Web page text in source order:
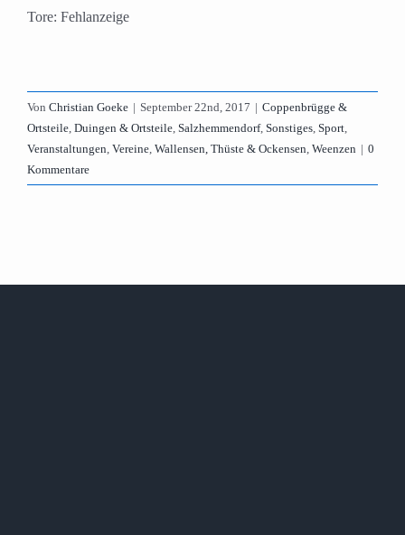
Tore: Fehlanzeige
Von Christian Goeke | September 22nd, 2017 | Coppenbrügge &
Ortsteile, Duingen & Ortsteile, Salzhemmendorf, Sonstiges, Sport,
Veranstaltungen, Vereine, Wallensen, Thüste & Ockensen, Weenzen | 0
Kommentare